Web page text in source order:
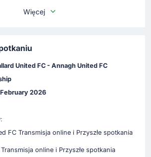
Więcej
United FC - Annagh United FC
2026
FC Transmisja online i Przyszłe spotkania
online i Przyszłe spotkania